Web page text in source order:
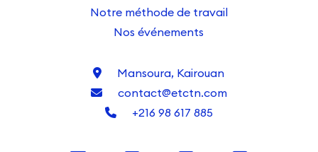
Notre méthode de travail
Nos événements
Mansoura, Kairouan
contact@etctn.com
+216 98 617 885